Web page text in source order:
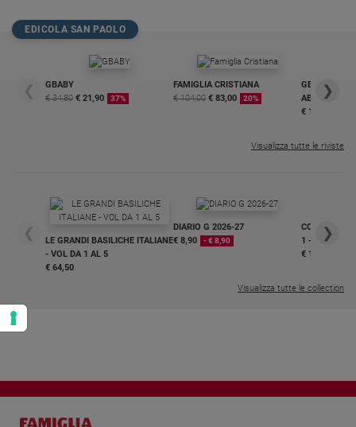
Redazione
EDICOLA SAN PAOLO
❮
GBABY
€ 34,80 € 21,90 37%
FAMIGLIA CRISTIANA
€ 104,00 € 83,00 20%
GBABY
€ 16,99
❯
Visualizza tutte le riviste
❮
LE GRANDI BASILICHE ITALIANE
- VOL DA 1 AL 5
€ 64,50
DIARIO G 2026-27
€ 8,90
- € 8,90
COLLANA
1 - 2
€ 18,50
❯
Visualizza tutte le collection